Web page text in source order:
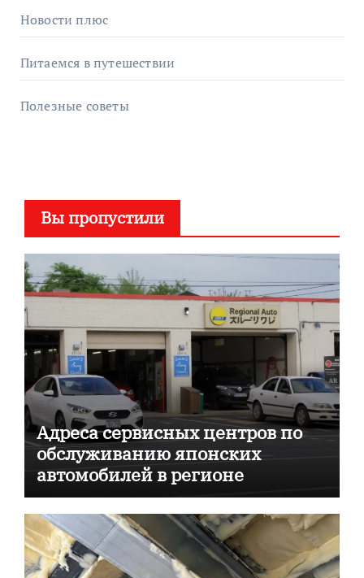
Новости плюс
Питаемся в путешествии
Полезные советы
Вы пропустили
Адреса сервисных центров по
обслуживанию японских
автомобилей в регионе